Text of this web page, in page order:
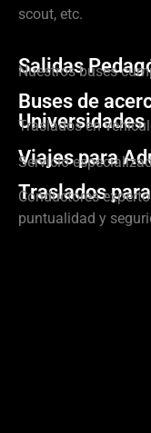
scout, etc.
Salidas
Nuestros buses
Buses de
Universidades
Traslados en
Viajes para
Servicio
Traslados
Conductores
puntualidad y